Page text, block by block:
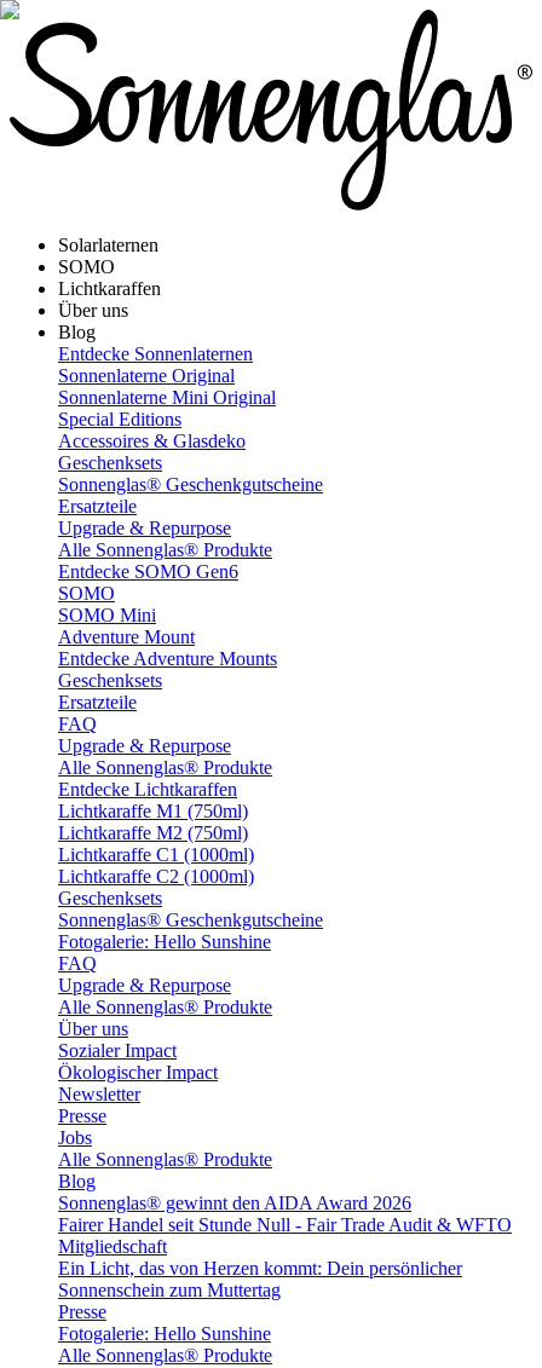
Solarlaternen
SOMO
Lichtkaraffen
Über uns
Blog
Entdecke Sonnenlaternen
Sonnenlaterne Original
Sonnenlaterne Mini Original
Special Editions
Accessoires & Glasdeko
Geschenksets
Sonnenglas® Geschenkgutscheine
Ersatzteile
Upgrade & Repurpose
Alle Sonnenglas® Produkte
Entdecke SOMO Gen6
SOMO
SOMO Mini
Adventure Mount
Entdecke Adventure Mounts
Geschenksets
Ersatzteile
FAQ
Upgrade & Repurpose
Alle Sonnenglas® Produkte
Entdecke Lichtkaraffen
Lichtkaraffe M1 (750ml)
Lichtkaraffe M2 (750ml)
Lichtkaraffe C1 (1000ml)
Lichtkaraffe C2 (1000ml)
Geschenksets
Sonnenglas® Geschenkgutscheine
Fotogalerie: Hello Sunshine
FAQ
Upgrade & Repurpose
Alle Sonnenglas® Produkte
Über uns
Sozialer Impact
Ökologischer Impact
Newsletter
Presse
Jobs
Alle Sonnenglas® Produkte
Blog
Sonnenglas® gewinnt den AIDA Award 2026
Fairer Handel seit Stunde Null - Fair Trade Audit & WFTO
Mitgliedschaft
Ein Licht, das von Herzen kommt: Dein persönlicher
Sonnenschein zum Muttertag
Presse
Fotogalerie: Hello Sunshine
Alle Sonnenglas® Produkte